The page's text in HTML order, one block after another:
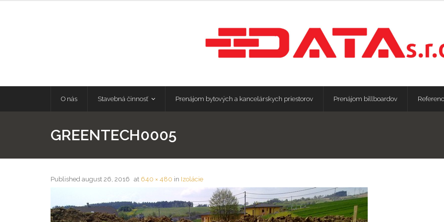
O nás Stavebná činnosť Prenájom bytových a kancelárskych priestorov Prenájom billboardov
GREENTECH0005
Published august 26, 2016 at 640 × 480 in Izolácie